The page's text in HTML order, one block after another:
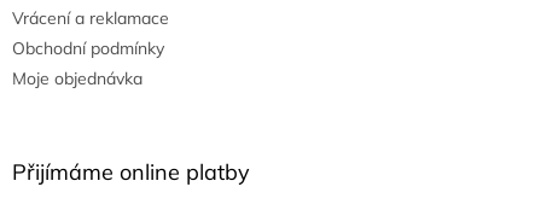
Vrácení a reklamace
Obchodní podmínky
Moje objednávka
Přijímáme online platby